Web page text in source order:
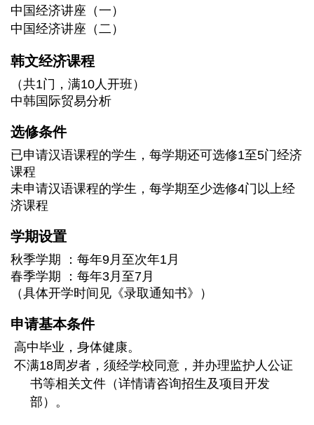
中国经济讲座（一）
中国经济讲座（二）
韩文经济课程
（共1门，满10人开班）
中韩国际贸易分析
选修条件
已申请汉语课程的学生，每学期还可选修1至5门经济
课程
未申请汉语课程的学生，每学期至少选修4门以上经
济课程
学期设置
秋季学期
：每年9月至次年1月
春季学期
：每年3月至7月
（具体开学时间见《录取通知书》）
申请基本条件
高中毕业，身体健康。
不满18周岁者，须经学校同意，并办理监护人公证
书等相关文件（详情请咨询招生及项目开发
部）。